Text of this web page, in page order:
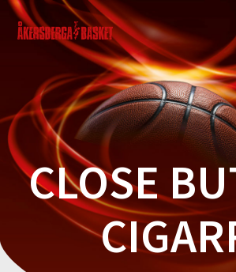
till
innehåll
CLOSE